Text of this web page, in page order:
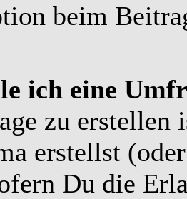
beim
ich eine
zu erstellen
erstellst
Du die